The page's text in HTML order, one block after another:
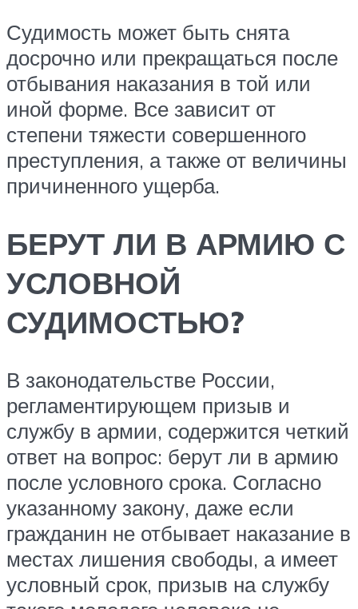
Судимость может быть снята
досрочно или прекращаться после
отбывания наказания в той или
иной форме. Все зависит от
степени тяжести совершенного
преступления, а также от величины
причиненного ущерба.
БЕРУТ ЛИ В АРМИЮ С
УСЛОВНОЙ
СУДИМОСТЬЮ?
В законодательстве России,
регламентирующем призыв и
службу в армии, содержится четкий
ответ на вопрос: берут ли в армию
после условного срока. Согласно
указанному закону, даже если
гражданин не отбывает наказание в
местах лишения свободы, а имеет
условный срок, призыв на службу